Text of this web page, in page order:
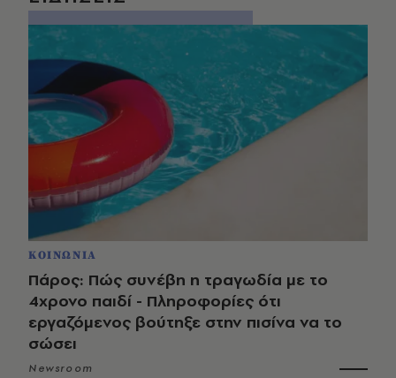
ΚΟΙΝΩΝΙΑ
Πάρος: Πώς συνέβη η τραγωδία με το
4χρονο παιδί - Πληροφορίες ότι
εργαζόμενος βούτηξε στην πισίνα να το
σώσει
Newsroom